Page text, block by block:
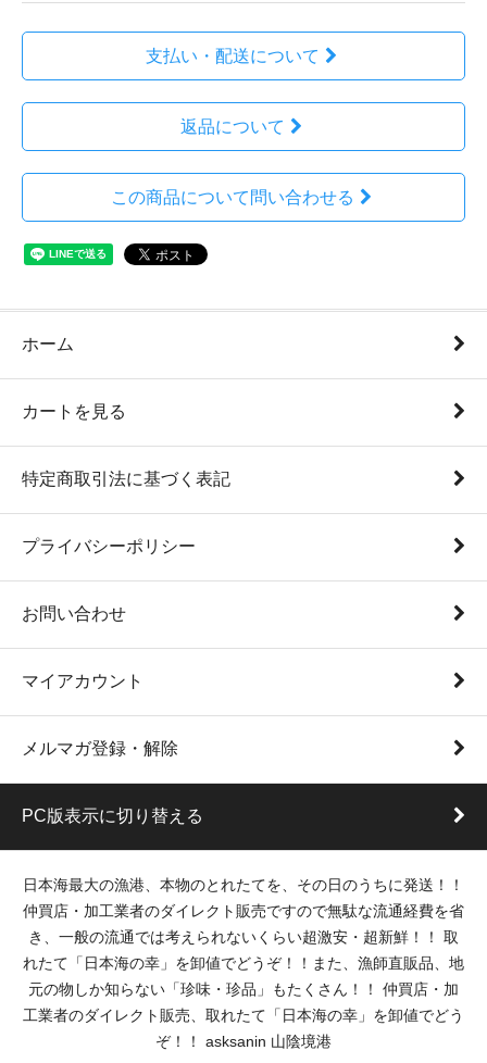
支払い・配送について
返品について
この商品について問い合わせる
ホーム
カートを見る
特定商取引法に基づく表記
プライバシーポリシー
お問い合わせ
マイアカウント
メルマガ登録・解除
PC版表示に切り替える
日本海最大の漁港、本物のとれたてを、その日のうちに発送！！
仲買店・加工業者のダイレクト販売ですので無駄な流通経費を省
き、一般の流通では考えられないくらい超激安・超新鮮！！ 取
れたて「日本海の幸」を卸値でどうぞ！！また、漁師直販品、地
元の物しか知らない「珍味・珍品」もたくさん！！ 仲買店・加
工業者のダイレクト販売、取れたて「日本海の幸」を卸値でどう
ぞ！！ asksanin 山陰境港